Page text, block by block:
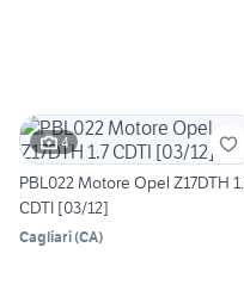
4
PBL022 Motore Opel Z17DTH
CDTI [03/12]
Cagliari(CA)